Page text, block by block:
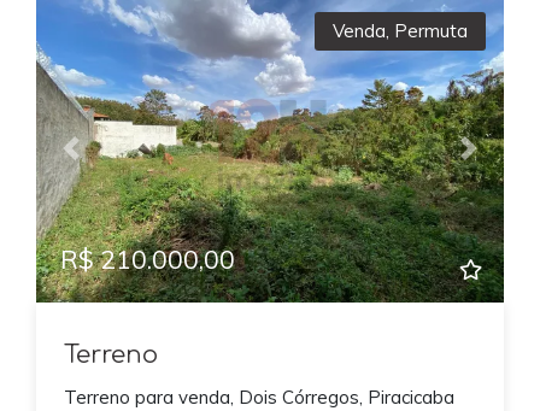
Previous Next
Venda, Permuta
R$ 210.000,00
Terreno
Terreno para venda, Dois Córregos, Piracicaba